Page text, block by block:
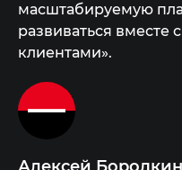
масштабируемую
развиваться вместе
клиентами».